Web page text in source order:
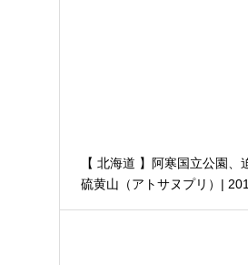
【 北海道 】阿寒国立公園、
硫黄山（アトサヌプリ）|